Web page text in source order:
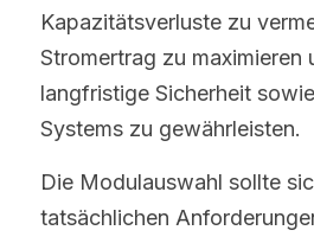
Kapazitätsverluste zu
Stromertrag zu maximieren
langfristige Sicherheit
Systems zu gewährleisten.
Die Modulauswahl sollte
tatsächlichen